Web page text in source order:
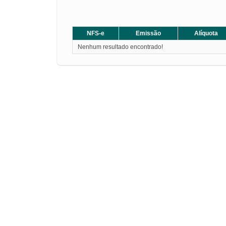
NFS-e Emissão Alíquota
Nenhum resultado encontrado!